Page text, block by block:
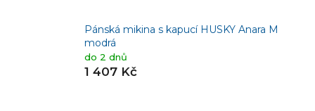
Pánská mikina s kapucí HUSKY Anara M
modrá
do 2 dnů
1 407 Kč